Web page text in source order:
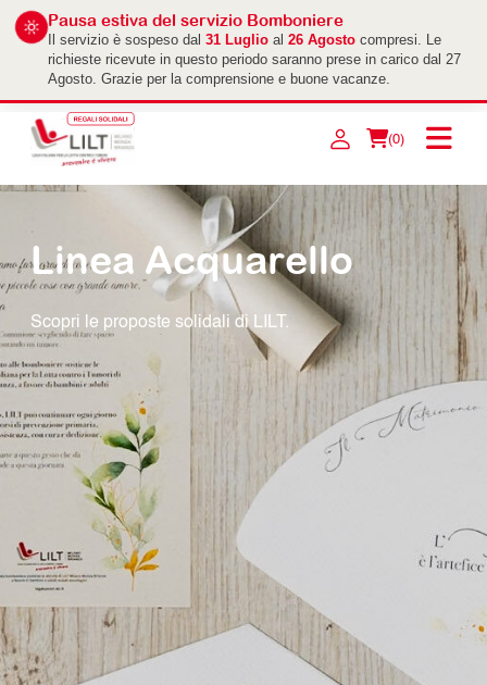
Pausa estiva del servizio Bomboniere
Il servizio è sospeso dal 31 Luglio al 26 Agosto compresi. Le
richieste ricevute in questo periodo saranno prese in carico dal 27
Agosto. Grazie per la comprensione e buone vacanze.
(0)
Linea Acquarello
Scopri le proposte solidali di LILT.